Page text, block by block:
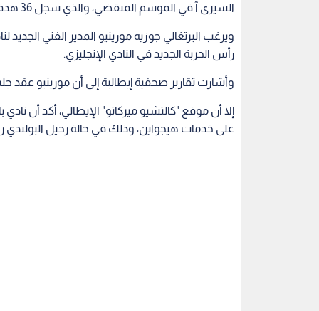
السيرى آ في الموسم المنقضي، والذي سجل 36 هدفا في المسابقة، ليصنع رقم تاريخي جديد.
ويرغب البرتغالي جوزيه مورينيو المدير الفني
رأس الحربة الجديد في النادي الإنجليزي.
وأشارت تقارير صحفية إيطالية إلى أن مورينيو
إلا أن موقع "كالتشيو ميركاتو" الإيطالي، أكد أن
على خدمات هيجواين، وذلك في حالة رحيل البولندي